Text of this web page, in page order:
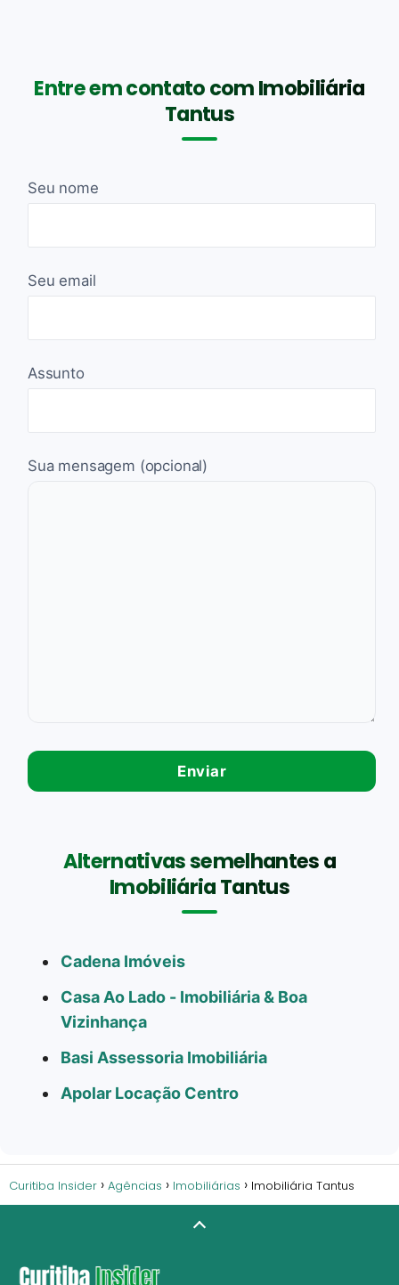
Entre em contato com Imobiliária
Tantus
Seu nome
Seu email
Assunto
Sua mensagem (opcional)
Alternativas semelhantes a
Imobiliária Tantus
Cadena Imóveis
Casa Ao Lado - Imobiliária & Boa
Vizinhança
Basi Assessoria Imobiliária
Apolar Locação Centro
Curitiba Insider Agências Imobiliárias Imobiliária Tantus